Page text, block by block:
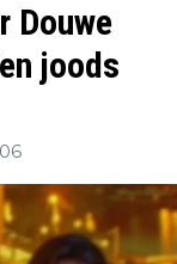
Douwe
joods